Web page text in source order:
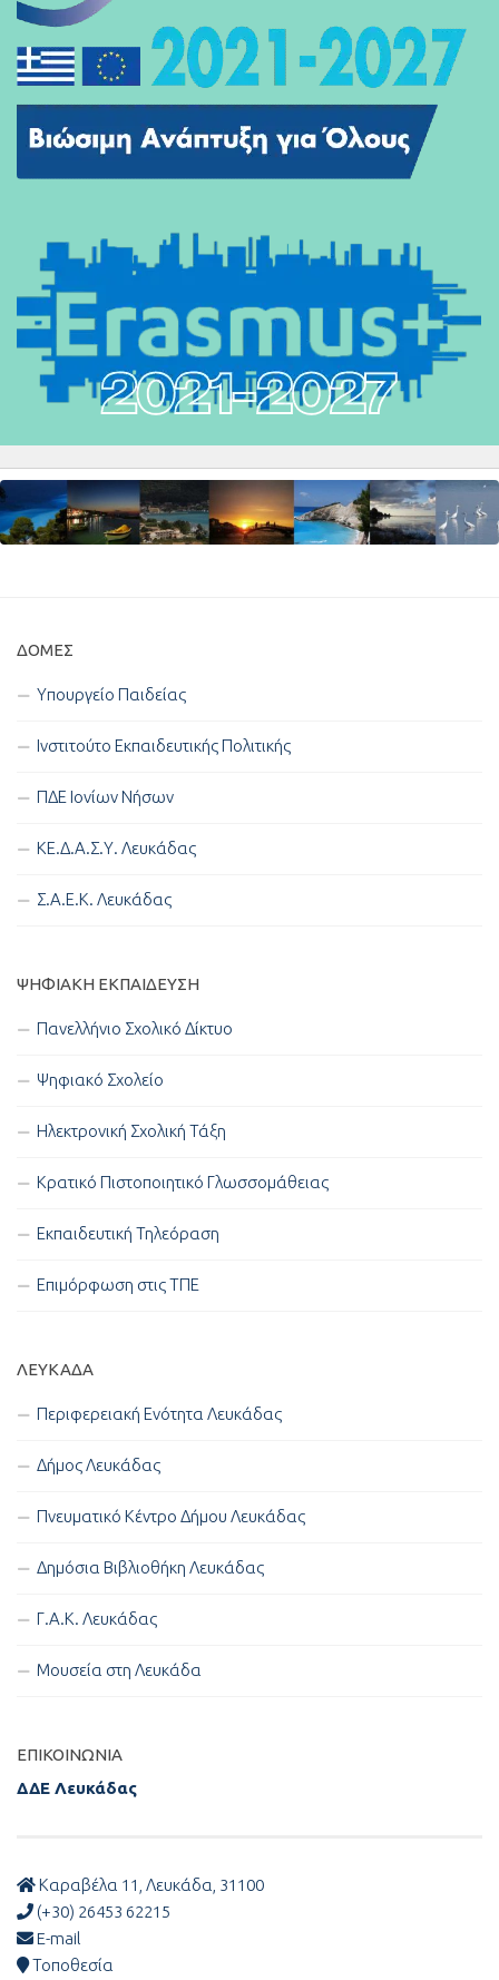
ΔΟΜΈΣ
Υπουργείο Παιδείας
Ινστιτούτο Εκπαιδευτικής Πολιτικής
ΠΔΕ Ιονίων Νήσων
ΚΕ.Δ.Α.Σ.Υ. Λευκάδας
Σ.Α.Ε.Κ. Λευκάδας
ΨΗΦΙΑΚΉ ΕΚΠΑΊΔΕΥΣΗ
Πανελλήνιο Σχολικό Δίκτυο
Ψηφιακό Σχολείο
Ηλεκτρονική Σχολική Τάξη
Κρατικό Πιστοποιητικό Γλωσσομάθειας
Εκπαιδευτική Τηλεόραση
Επιμόρφωση στις ΤΠΕ
ΛΕΥΚΑΔΑ
Περιφερειακή Ενότητα Λευκάδας
Δήμος Λευκάδας
Πνευματικό Κέντρο Δήμου Λευκάδας
Δημόσια Βιβλιοθήκη Λευκάδας
Γ.Α.Κ. Λευκάδας
Μουσεία στη Λευκάδα
ΕΠΙΚΟΙΝΩΝΊΑ
ΔΔΕ Λευκάδας
Καραβέλα 11, Λευκάδα, 31100
(+30) 26453 62215
E-mail
Τοποθεσία